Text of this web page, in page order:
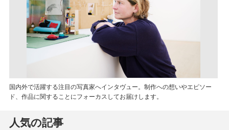
国内外で活躍する注目の写真家へインタヴュー。制作への想いやエピソー
ド、作品に関することにフォーカスしてお届けします。
人気の記事